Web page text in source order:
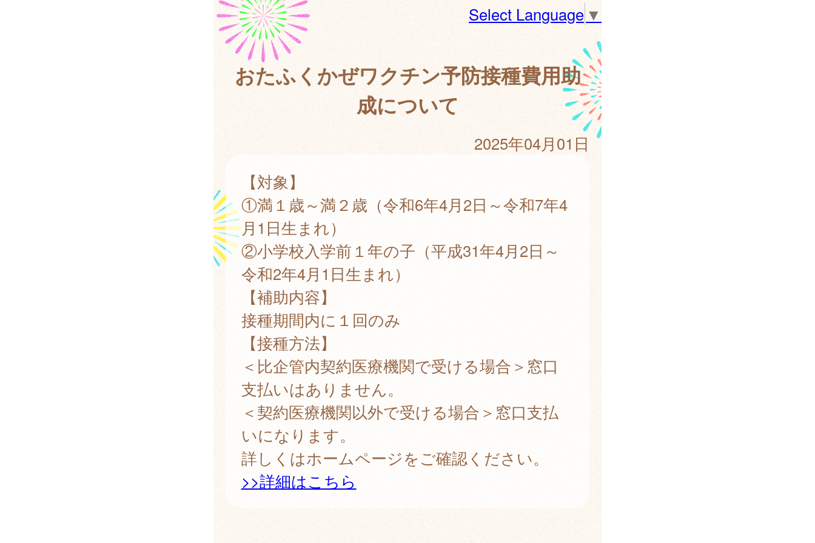
Select Language▼
おたふくかぜワクチン予防接種費用助
成について
2025年04月01日
【対象】
①満１歳～満２歳（令和6年4月2日～令和7年4
月1日生まれ）
②小学校入学前１年の子（平成31年4月2日～
令和2年4月1日生まれ）
【補助内容】
接種期間内に１回のみ
【接種方法】
＜比企管内契約医療機関で受ける場合＞窓口
支払いはありません。
＜契約医療機関以外で受ける場合＞窓口支払
いになります。
詳しくはホームページをご確認ください。
>>詳細はこちら